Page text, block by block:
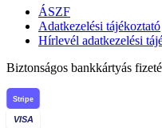
ÁSZF
Adatkezelési tájékoztató
Hírlevél adatkezelési
Biztonságos bankkártyás
Stripe
VISA